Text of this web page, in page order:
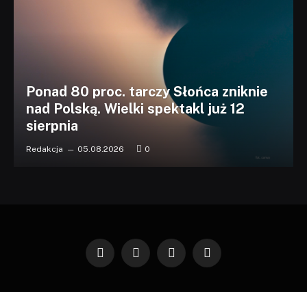
Ponad 80 proc. tarczy Słońca zniknie
nad Polską. Wielki spektakl już 12
sierpnia
Redakcja 05.08.2026 0
Facebook
X
InstagramPinterest